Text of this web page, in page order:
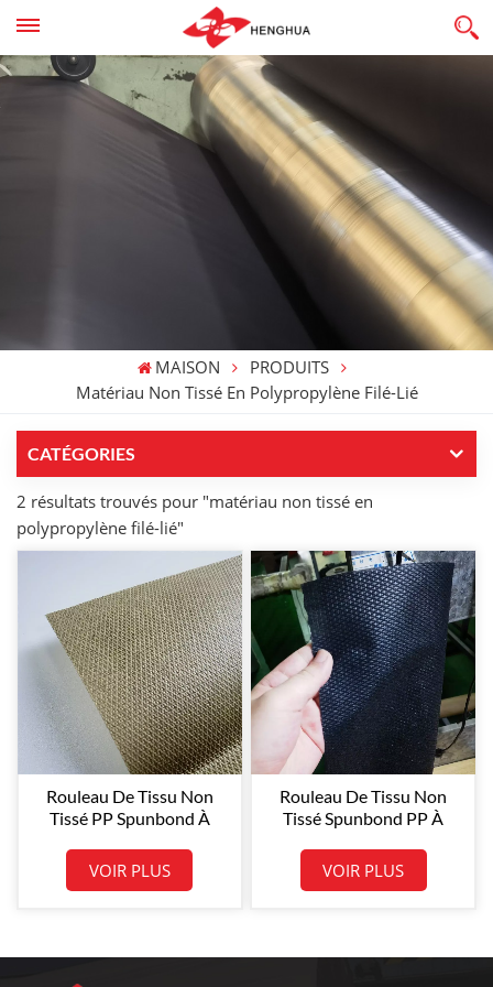
MAISON
PRODUITS
Matériau Non Tissé En Polypropylène Filé-Lié
CATÉGORIES
2 résultats trouvés pour "matériau non tissé en
polypropylène filé-lié"
Rouleau De Tissu Non
Tissé PP Spunbond À
Beige, 120 G/m²,
VOIR PLUS
Rouleau De Tissu Non
Tissé Spunbond PP À
Noire 70GSM
VOIR PLUS